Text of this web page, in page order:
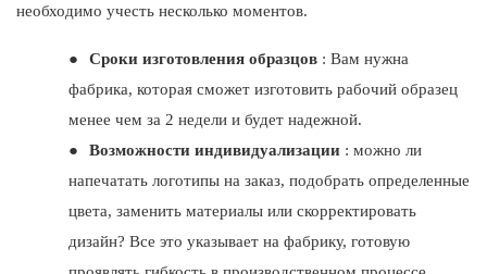
необходимо учесть несколько моментов.
● Сроки изготовления образцов : Вам нужна
фабрика, которая сможет изготовить рабочий образец
менее чем за 2 недели и будет надежной.
●
Возможности индивидуализации : можно ли
напечатать логотипы на заказ, подобрать определенные
цвета, заменить материалы или скорректировать
дизайн? Все это указывает на фабрику, готовую